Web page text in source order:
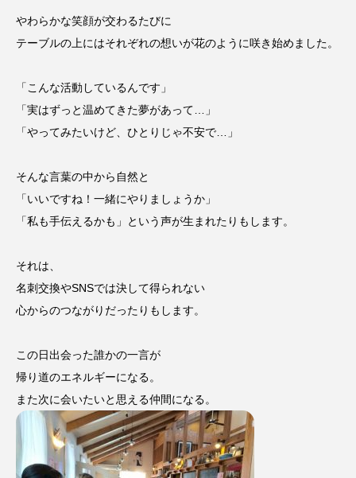
やわらかな笑顔が交わるたびに
テーブルの上にはそれぞれの想いが花のように咲き始めました。
「こんな活動しているんです」
「実はずっと温めてきた夢があって…」
「やってみたいけど、ひとりじゃ不安で…」
そんな言葉の中から自然と
「いいですね！一緒にやりましょうか」
「私も手伝えるかも」という声が生まれたりもします。
それは、
名刺交換やSNSでは決して得られない
心からのつながりだったりもします。
この日出会った誰かの一言が
帰り道のエネルギーになる。
また次に会いたいと思える仲間になる。